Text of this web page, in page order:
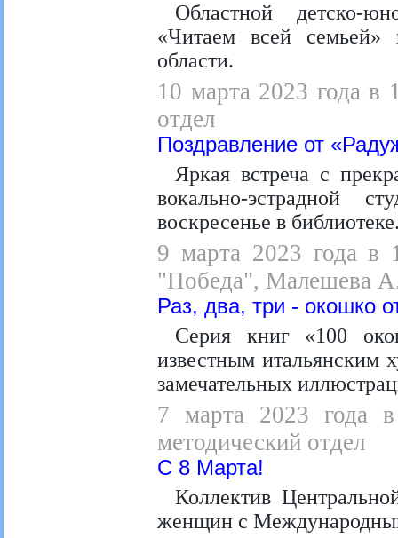
Областной детско-
«Читаем всей
области.
10 марта 2023 года в
отдел
Поздравление от
Яркая встреча с
вокально-эстрадной
воскресенье в
9 марта 2023 года в
"Победа", Малешева
Раз, два, три - окошко
Серия книг «100
известным итальянским
замечательных
7 марта 2023 года в
методический отдел
С 8 Марта!
Коллектив
женщин с